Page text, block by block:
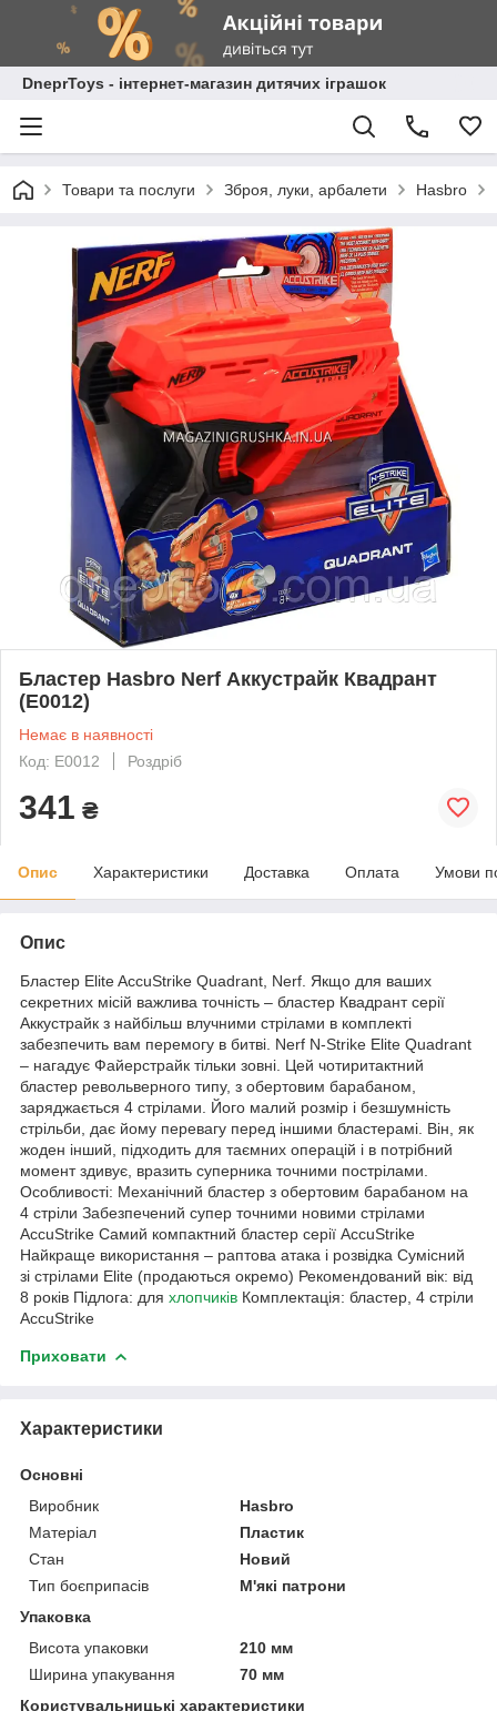
DneprToys - інтернет-магазин дитячих іграшок
Товари та послуги Зброя, луки, арбалети Hasbro
Бластер Hasbro Nerf Аккустрайк Квадрант
(E0012)
Немає в наявності
Код: Е0012
Роздріб
341 ₴
Опис Характеристики Доставка Оплата Умови
Опис
Бластер Elite AccuStrike Quadrant, Nerf. Якщо для ваших
секретних місій важлива точність – бластер Квадрант серії
Аккустрайк з найбільш влучними стрілами в комплекті
забезпечить вам перемогу в битві. Nerf N-Strike Elite Quadrant
– нагадує Файерстрайк тільки зовні. Цей чотиритактний
бластер револьверного типу, з обертовим барабаном,
заряджається 4 стрілами. Його малий розмір і безшумність
стрільби, дає йому перевагу перед іншими бластерамі. Він, як
жоден інший, підходить для таємних операцій і в потрібний
момент здивує, вразить суперника точними пострілами.
Особливості: Механічний бластер з обертовим барабаном на
4 стріли Забезпечений супер точними новими стрілами
AccuStrike Самий компактний бластер серії AccuStrike
Найкраще використання – раптова атака і розвідка Сумісний
зі стрілами Elite (продаються окремо) Рекомендований вік: від
8 років Підлога: для хлопчиків Комплектація: бластер, 4 стріли
AccuStrike
Приховати
Характеристики
Основні
Виробник
Hasbro
Матеріал
Пластик
Стан
Новий
Тип боєприпасів
М'які патрони
Упаковка
Висота упаковки
210 мм
Ширина упакування
70 мм
Користувальницькі характеристики